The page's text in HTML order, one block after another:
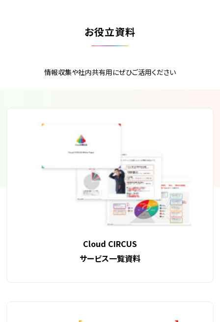
お役立資料
情報収集や社内共有用にぜひご活用ください
Cloud CIRCUS
サービス一覧資料